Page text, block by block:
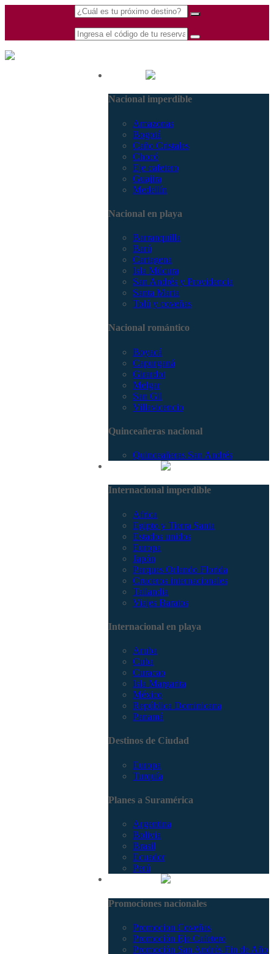
Nacional imperdible
Amazonas
Bogotá
Caño Cristales
Chocó
Eje cafetero
Guajira
Medellín
Nacional en playa
Barranquilla
Barú
Cartagena
Isla Múcura
San Andrés y Providencia
Santa Marta
Tolú y coveñas
Nacional romántico
Boyacá
Capurganá
Girardot
Melgar
San Gil
Villavicencio
Quinceañeras nacional
Quinceañeras San Andrés
Internacional imperdible
Africa
Egipto y Tierra Santa
Estados unidos
Europa
Japón
Parques Orlando Florida
Cruceros internacionales
Tailandia
Viajes Baratos
Internacional en playa
Aruba
Cuba
Curacao
Isla Margarita
México
República Dominicana
Panamá
Destinos de Ciudad
Europa
Turquía
Planes a Suramérica
Argentina
Bolivia
Brasil
Ecuador
Perú
Promociones nacionales
Promocion Coveñas
Promoción Eje Cafetero
Promoción San Andrés Fin de Año